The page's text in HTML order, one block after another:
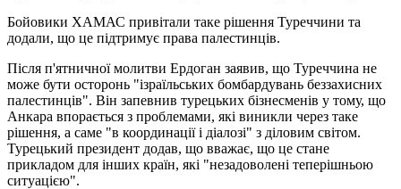
Бойовики ХАМАС привітали таке рішення Туреччини та
додали, що це підтримує права палестинців.
Після п'ятничної молитви Ердоган заявив, що Туреччина не
може бути осторонь "ізраїльських бомбардувань беззахисних
палестинців". Він запевнив турецьких бізнесменів у тому, що
Анкара впорається з проблемами, які виникли через таке
рішення, а саме "в координації і діалозі" з діловим світом.
Турецький президент додав, що вважає, що це стане
прикладом для інших країн, які "незадоволені теперішньою
ситуацією".